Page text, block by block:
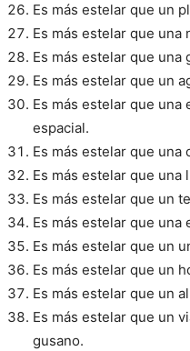
Es más estelar que un
Es más estelar que una
Es más estelar que una
Es más estelar que un
Es más estelar que
espacial.
Es más estelar que una
Es más estelar que una
Es más estelar que un
Es más estelar que
Es más estelar que un
Es más estelar que un
Es más estelar que un
Es más estelar que un
gusano.